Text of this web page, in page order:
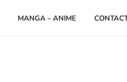
MANGA – ANIME